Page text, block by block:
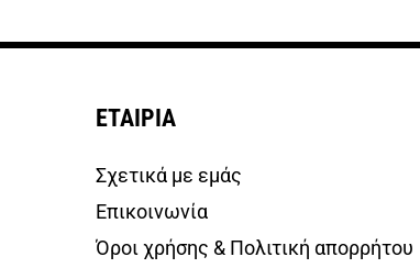
ΕΤΑΙΡΙΑ
Σχετικά με εμάς
Επικοινωνία
Όροι χρήσης & Πολιτική απορρήτου